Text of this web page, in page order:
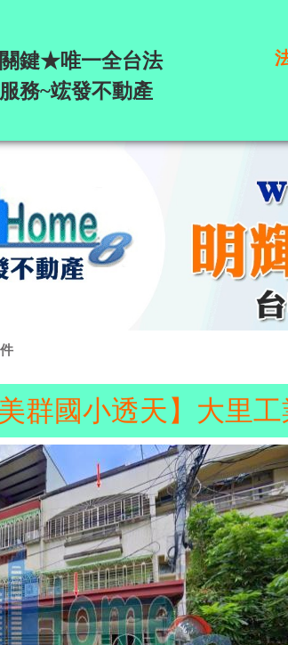
鍵★唯一全台法
務~竤發不動產
美群國小透天】大里